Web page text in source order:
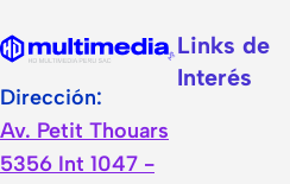
Dirección:
Av. Petit Thouars
5356 Int 1047 -
Links de
Interés